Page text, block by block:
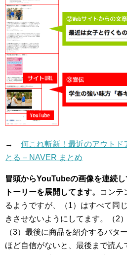
→ 何これ斬新！最近のアウトド
とる – NAVER まとめ
冒頭からYouTubeの画像を連続
トーリーを展開してます。
コンテ
るようですが、（1）はすべて同
きさせないようにしてます。（2
（3）最後に商品を紹介するパタ
ほど自信がないと、最後まで読ん